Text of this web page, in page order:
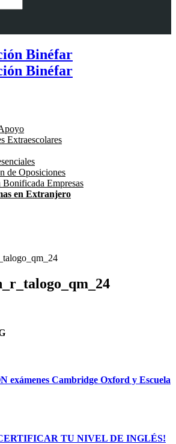
Extraescolares
de Oposiciones
Bonificada Empresas
en Extranjero
exámenes Cambridge Oxford y Escuela
TU NIVEL DE INGLÉS!